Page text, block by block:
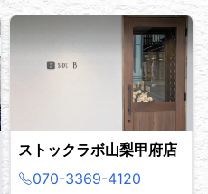
ストックラボ山梨甲府店
070-3369-4120